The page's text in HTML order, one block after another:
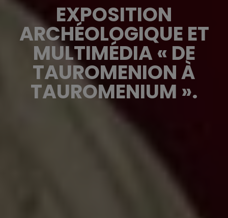
EXPOSITION
ARCHÉOLOGIQUE ET
MULTIMÉDIA « DE
TAUROMENION À
TAUROMENIUM ».